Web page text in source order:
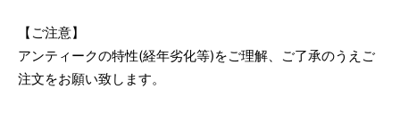
【ご注意】
アンティークの特性(経年劣化等)をご理解、ご了承のうえご
注文をお願い致します。